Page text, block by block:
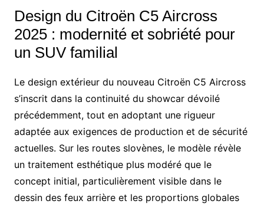
Design du Citroën C5 Aircross
2025 : modernité et sobriété pour
un SUV familial
Le design extérieur du nouveau Citroën C5 Aircross
s’inscrit dans la continuité du showcar dévoilé
précédemment, tout en adoptant une rigueur
adaptée aux exigences de production et de sécurité
actuelles. Sur les routes slovènes, le modèle révèle
un traitement esthétique plus modéré que le
concept initial, particulièrement visible dans le
dessin des feux arrière et les proportions globales